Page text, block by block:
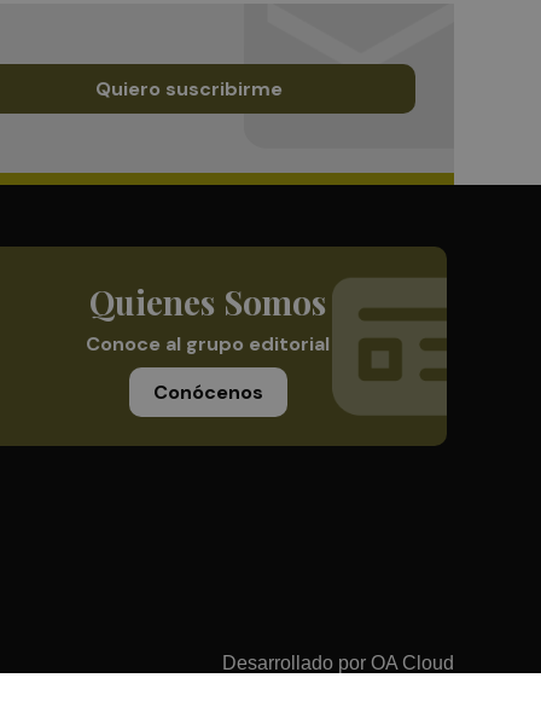
Quiero suscribirme
Quienes Somos
Conoce al grupo editorial
Conócenos
Desarrollado por OA Cloud